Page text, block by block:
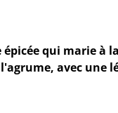
qui marie à
avec une